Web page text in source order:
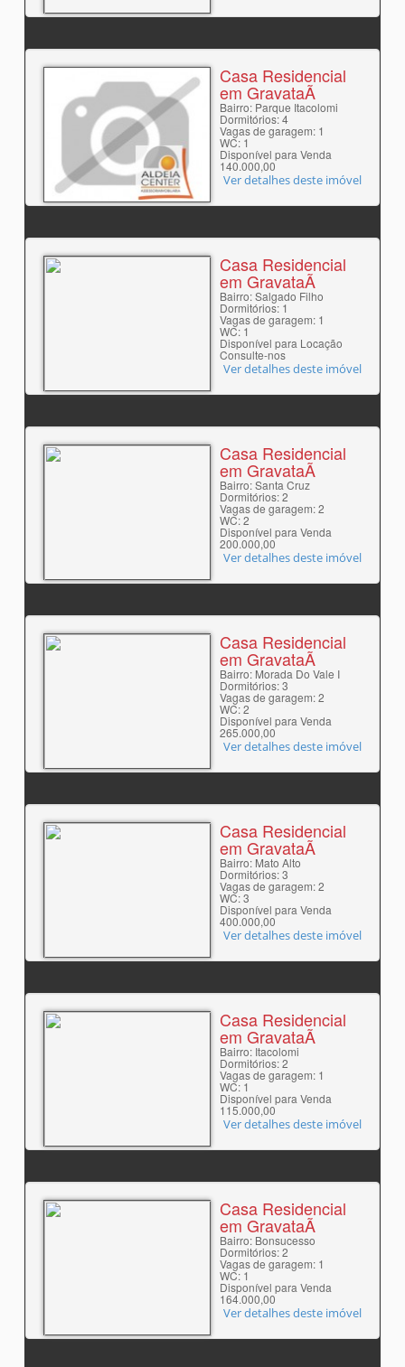
Casa Residencial
em GravataÃ­
Bairro: Parque Itacolomi
Dormitórios: 4
Vagas de garagem: 1
WC: 1
Disponível para Venda
140.000,00
Ver detalhes deste imóvel
Casa Residencial
em GravataÃ­
Bairro: Salgado Filho
Dormitórios: 1
Vagas de garagem: 1
WC: 1
Disponível para Locação
Consulte-nos
Ver detalhes deste imóvel
Casa Residencial
em GravataÃ­
Bairro: Santa Cruz
Dormitórios: 2
Vagas de garagem: 2
WC: 2
Disponível para Venda
200.000,00
Ver detalhes deste imóvel
Casa Residencial
em GravataÃ­
Bairro: Morada Do Vale I
Dormitórios: 3
Vagas de garagem: 2
WC: 2
Disponível para Venda
265.000,00
Ver detalhes deste imóvel
Casa Residencial
em GravataÃ­
Bairro: Mato Alto
Dormitórios: 3
Vagas de garagem: 2
WC: 3
Disponível para Venda
400.000,00
Ver detalhes deste imóvel
Casa Residencial
em GravataÃ­
Bairro: Itacolomi
Dormitórios: 2
Vagas de garagem: 1
WC: 1
Disponível para Venda
115.000,00
Ver detalhes deste imóvel
Casa Residencial
em GravataÃ­
Bairro: Bonsucesso
Dormitórios: 2
Vagas de garagem: 1
WC: 1
Disponível para Venda
164.000,00
Ver detalhes deste imóvel